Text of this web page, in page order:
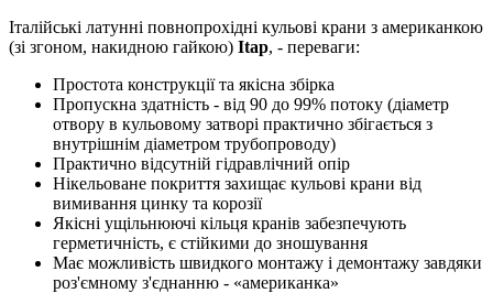
Італійські латунні повнопрохідні кульові крани з американкою
(зі згоном, накидною гайкою) Itap, - переваги:
Простота конструкції та якісна збірка
Пропускна здатність - від 90 до 99% потоку (діаметр
отвору в кульовому затворі практично збігається з
внутрішнім діаметром трубопроводу)
Практично відсутній гідравлічний опір
Нікельоване покриття захищає кульові крани від
вимивання цинку та корозії
Якісні ущільнюючі кільця кранів забезпечують
герметичність, є стійкими до зношування
Має можливість швидкого монтажу і демонтажу завдяки
роз'ємному з'єднанню - «американка»